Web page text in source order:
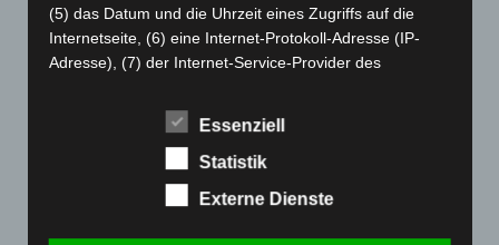
August 2023(134)
Juli 2023(118)
(154)
(5) das Datum und die Uhrzeit eines Zugriffs auf die
Internetseite, (6) eine Internet-Protokoll-Adresse (IP-
Adresse), (7) der Internet-Service-Provider des
und Informationen, die der Gefahrenabwehr im Falle von
Angriffen auf unsere informationstechnologischen
Bei der Nutzung dieser allgemeinen Daten und
Essenziell
Statistik
Externe Dienste